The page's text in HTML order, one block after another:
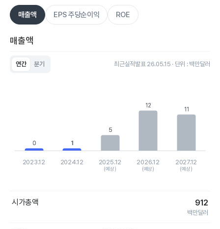
매출액 EPS 주당순이익 ROE
매출액
연간 분기 최근실적발표 26.05.15 · 단위 : 백만달러
The chart has 1 X axis displaying categories.
The chart has 1 Y axis displaying values. Data ranges from
0
0 11
5
5
12
12
11
11
2023.12 2024.12 2025.12
(예상)
2026.12
(예상)
2027.12
(예상)
시가총액 912
백만달러